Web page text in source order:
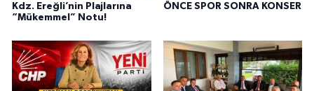
Kdz. Ereğli’nin Plajlarına
“Mükemmel” Notu!
ÖNCE SPOR SONRA KONSER